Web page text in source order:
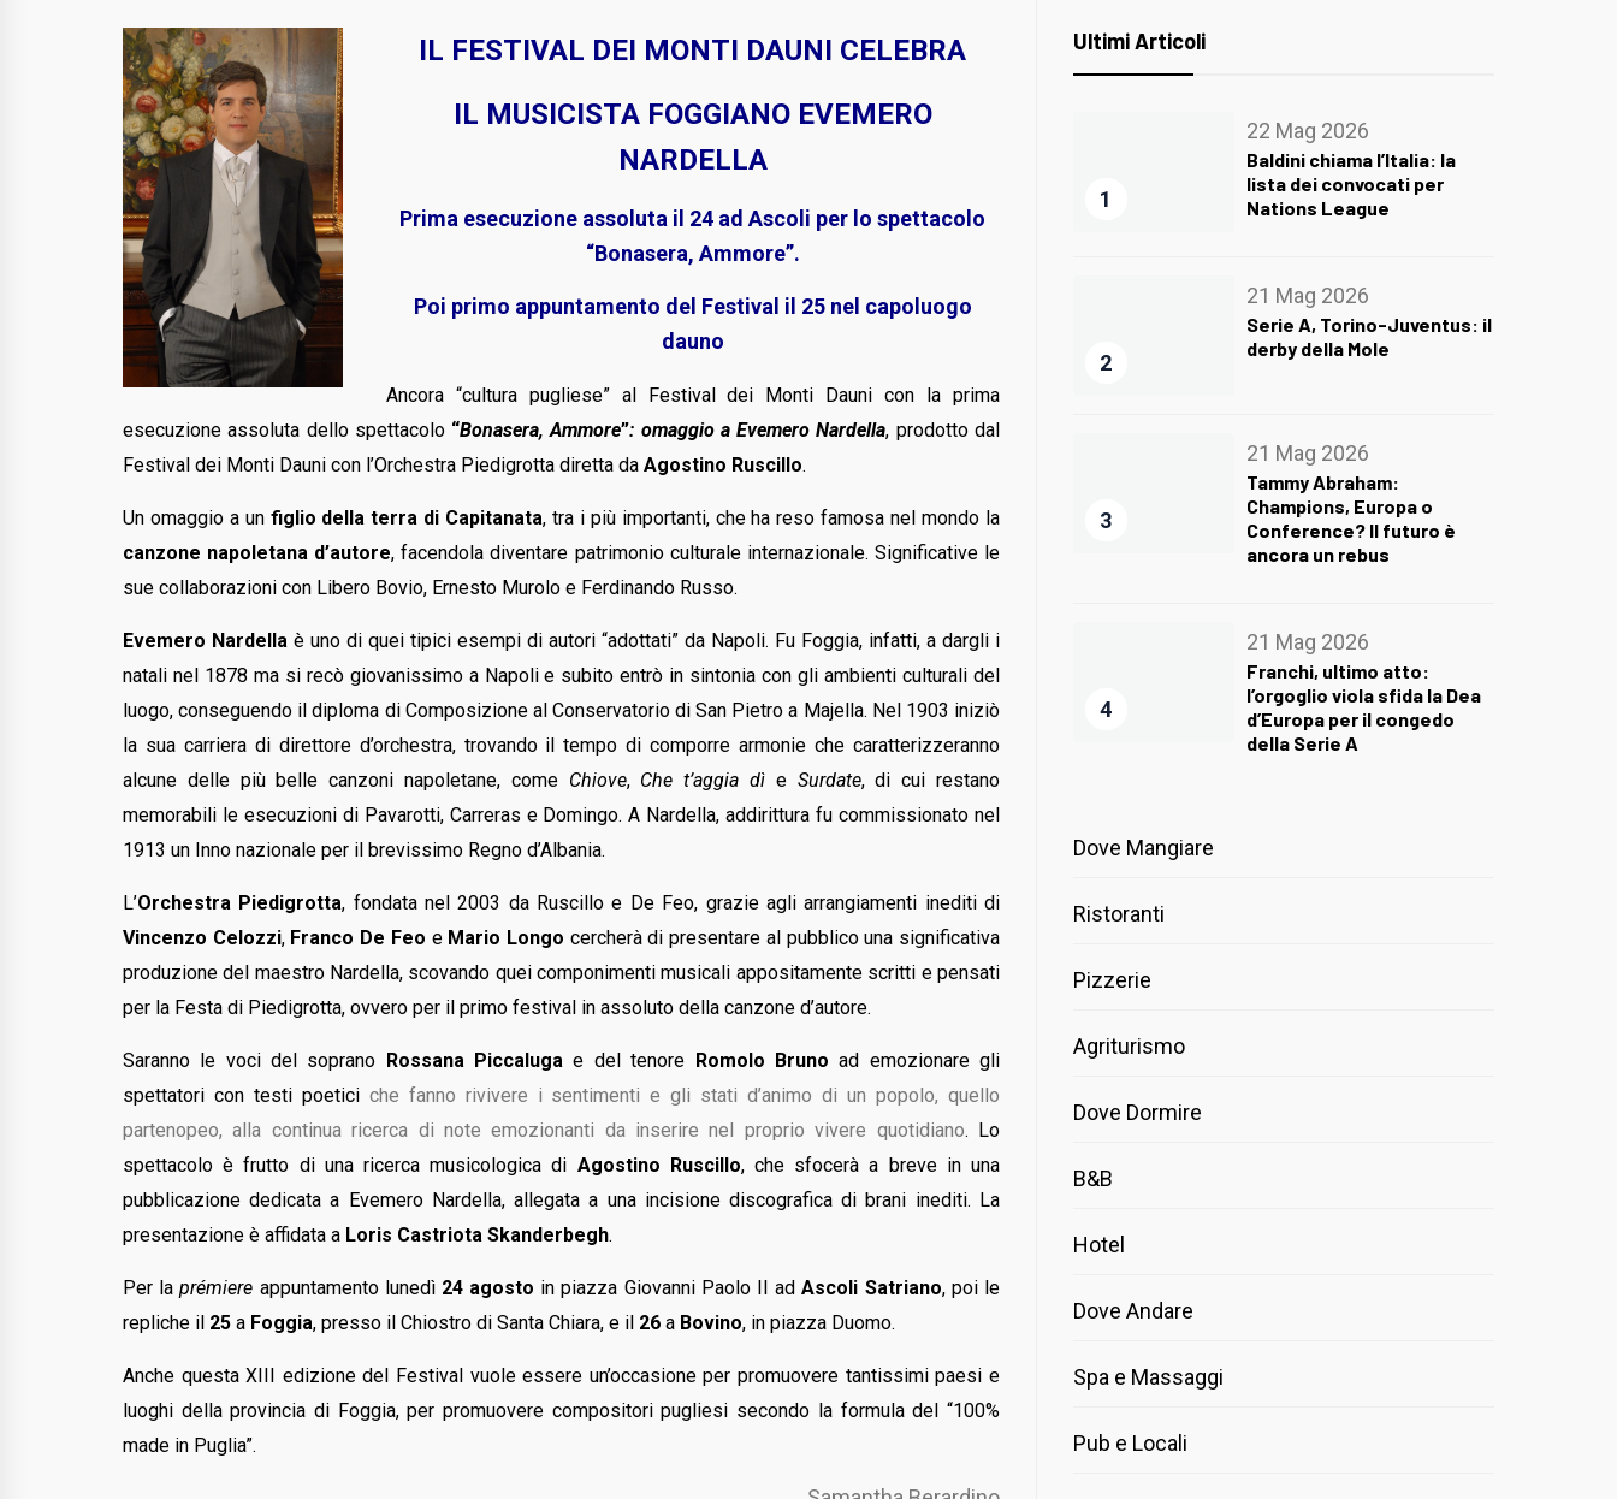
IL FESTIVAL DEI MONTI DAUNI CELEBRA
IL MUSICISTA FOGGIANO EVEMERO
NARDELLA
Prima esecuzione assoluta il 24 ad Ascoli per lo spettacolo
“Bonasera, Ammore”.
Poi primo appuntamento del Festival il 25 nel capoluogo
dauno
Ancora “cultura pugliese” al Festival dei Monti Dauni con la prima
esecuzione assoluta dello spettacolo “Bonasera, Ammore”: omaggio a Evemero Nardella, prodotto dal
Festival dei Monti Dauni con l’Orchestra Piedigrotta diretta da Agostino Ruscillo.
Un omaggio a un figlio della terra di Capitanata, tra i più importanti, che ha reso famosa nel mondo la
canzone napoletana d’autore, facendola diventare patrimonio culturale internazionale. Significative le
sue collaborazioni con Libero Bovio, Ernesto Murolo e Ferdinando Russo.
Evemero Nardella è uno di quei tipici esempi di autori “adottati” da Napoli. Fu Foggia, infatti, a dargli i
natali nel 1878 ma si recò giovanissimo a Napoli e subito entrò in sintonia con gli ambienti culturali del
luogo, conseguendo il diploma di Composizione al Conservatorio di San Pietro a Majella. Nel 1903 iniziò
la sua carriera di direttore d’orchestra, trovando il tempo di comporre armonie che caratterizzeranno
alcune delle più belle canzoni napoletane, come Chiove, Che t’aggia dìe Surdate, di cui restano
memorabili le esecuzioni di Pavarotti, Carreras e Domingo. A Nardella, addirittura fu commissionato nel
1913 un Inno nazionale per il brevissimo Regno d’Albania.
L’Orchestra Piedigrotta, fondata nel 2003 da Ruscillo e De Feo, grazie agli arrangiamenti inediti di
Vincenzo Celozzi, Franco De Feo e Mario Longo cercherà di presentare al pubblico una significativa
produzione del maestro Nardella, scovando quei componimenti musicali appositamente scritti e pensati
per la Festa di Piedigrotta, ovvero per il primo festival in assoluto della canzone d’autore.
Saranno le voci del soprano Rossana Piccaluga e del tenore Romolo Bruno ad emozionare gli
spettatori con testi poetici che fanno rivivere i sentimenti e gli stati d’animo di un popolo, quello
partenopeo, alla continua ricerca di note emozionanti da inserire nel proprio vivere quotidiano. Lo
spettacolo è frutto di una ricerca musicologica di Agostino Ruscillo, che sfocerà a breve in una
pubblicazione dedicata a Evemero Nardella, allegata a una incisione discografica di brani inediti. La
presentazione è affidata a Loris Castriota Skanderbegh.
Per laprémiere appuntamento lunedì24 agosto in piazza Giovanni Paolo II adAscoli Satriano, poi le
repliche il 25 a Foggia, presso il Chiostro di Santa Chiara, e il 26 a Bovino, in piazza Duomo.
Anche questa XIII edizione del Festival vuole essere un’occasione per promuovere tantissimi paesi e
luoghi della provincia di Foggia, per promuovere compositori pugliesi secondo la formula del “100%
made in Puglia”.
Ultimi Articoli
1
22 Mag 2026
Baldini chiama l’Italia: la
lista dei convocati per
Nations League
2
21 Mag 2026
Serie A, Torino-Juventus: il
derby della Mole
3
21 Mag 2026
Tammy Abraham:
Champions, Europa o
Conference? Il futuro è
ancora un rebus
4
21 Mag 2026
Franchi, ultimo atto:
l’orgoglio viola sfida la Dea
d’Europa per il congedo
della Serie A
Dove Mangiare
Ristoranti
Pizzerie
Agriturismo
Dove Dormire
B&B
Hotel
Dove Andare
Spa e Massaggi
Pub e Locali